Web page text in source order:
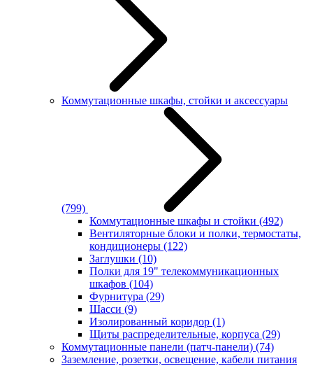
Коммутационные шкафы, стойки и аксессуары
(799)
Коммутационные шкафы и стойки (492)
Вентиляторные блоки и полки, термостаты,
кондиционеры (122)
Заглушки (10)
Полки для 19" телекоммуникационных
шкафов (104)
Фурнитура (29)
Шасси (9)
Изолированный коридор (1)
Щиты распределительные, корпуса (29)
Коммутационные панели (патч-панели) (74)
Заземление, розетки, освещение, кабели питания